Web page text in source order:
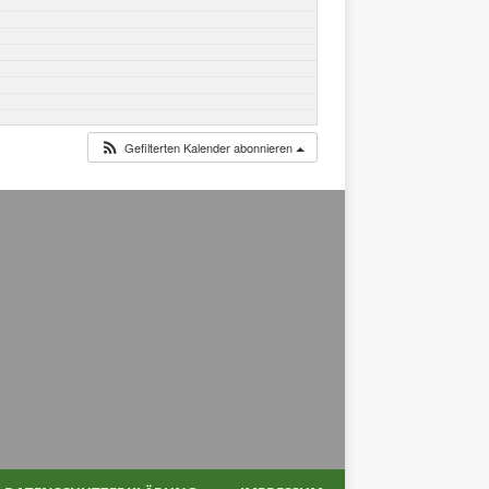
Gefilterten Kalender abonnieren